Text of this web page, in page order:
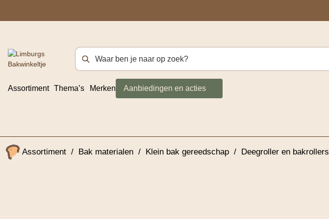
Zoekterm
Assortiment Thema’s Merken Aanbiedingen en acties
Assortiment / Bak materialen / Klein bak gereedschap / Deegroller en bakrollers